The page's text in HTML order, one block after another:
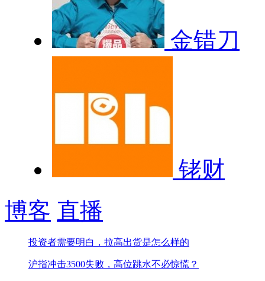
金错刀
铑财
博客 直播
投资者需要明白，拉高出货是怎么样的
沪指冲击3500失败，高位跳水不必惊慌？